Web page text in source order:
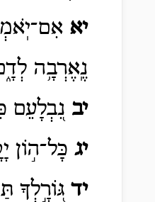
יא
נֶֽאֶרְבָ֥ה
יב נִ֭בְלָעֵם
יג
יד גּ֭וֹרָ֣לְךָ